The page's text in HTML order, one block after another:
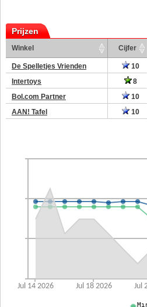
Prijzen
Winkel Cijfer
De Spelletjes Vrienden 10
Intertoys
8
Bol.com Partner
10
AAN! Tafel
10